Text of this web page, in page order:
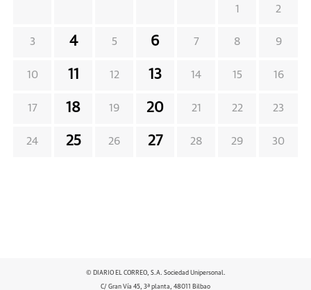
1 2
3 4 5 6 7 8 9
10 11 12 13 14 15 16
17 18 19 20 21 22 23
24 25 26 27 28 29 30
© DIARIO EL CORREO, S.A. Sociedad Unipersonal.
C/ Gran Vía 45, 3ª planta, 48011 Bilbao